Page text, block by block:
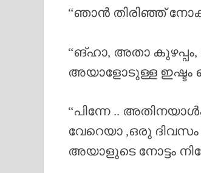
“ഞാൻ തിരിഞ്ഞ്
“ങ്ഹാ, അതാ
അയാളോടുള്ള ഇഷ്ടം
“പിന്നേ ..
വേറെയാ ,ഒരു
അയാളുടെ നോട്ടം